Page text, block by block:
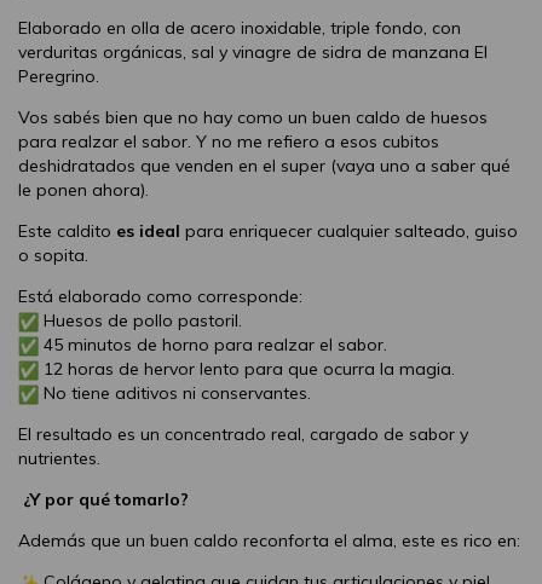
Elaborado en olla de acero inoxidable, triple fondo, con
verduritas orgánicas, sal y vinagre de sidra de manzana El
Peregrino.
Vos sabés bien que no hay como un buen caldo de huesos
para realzar el sabor. Y no me refiero a esos cubitos
deshidratados que venden en el super (vaya uno a saber qué
le ponen ahora).
Este caldito es ideal para enriquecer cualquier salteado, guiso
o sopita.
Está elaborado como corresponde:
Huesos de pollo pastoril.
45 minutos de horno para realzar el sabor.
12 horas de hervor lento para que ocurra la magia.
No tiene aditivos ni conservantes.
El resultado es un concentrado real, cargado de sabor y
nutrientes.
¿Y por qué tomarlo?
Además que un buen caldo reconforta el alma, este es rico en: